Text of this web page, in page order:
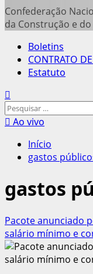
Confederação
da Construção e
Menu
principal
Boletins
CONTRATO
Estatuto
Pesquisar
por:Ao vivo
Início
gastos
gastos
Pacote anunciado
salário mínimo e